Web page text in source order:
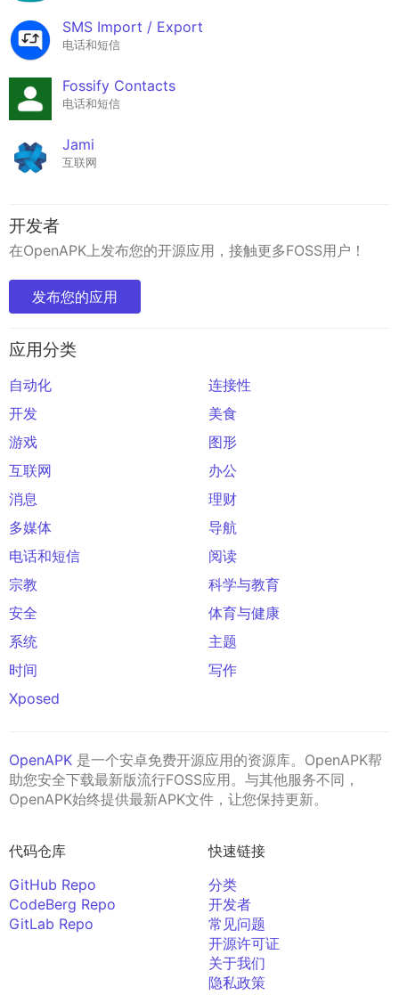
SMS Import / Export
电话和短信
Fossify Contacts
电话和短信
Jami
互联网
开发者
在OpenAPK上发布您的开源应用，接触更多FOSS用户！
发布您的应用
应用分类
自动化
连接性
开发
美食
游戏
图形
互联网
办公
消息
理财
多媒体
导航
电话和短信
阅读
宗教
科学与教育
安全
体育与健康
系统
主题
时间
写作
Xposed
OpenAPK 是一个安卓免费开源应用的资源库。OpenAPK帮
助您安全下载最新版流行FOSS应用。与其他服务不同，
OpenAPK始终提供最新APK文件，让您保持更新。
代码仓库
GitHub Repo
CodeBerg Repo
GitLab Repo
快速链接
分类
开发者
常见问题
开源许可证
关于我们
隐私政策